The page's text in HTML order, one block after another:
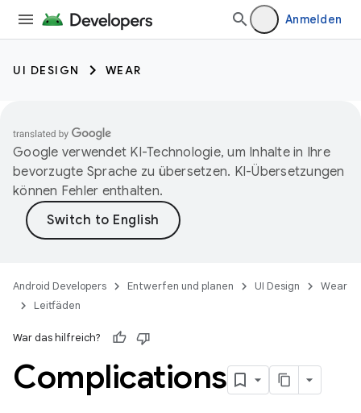
Anmelden
UI DESIGN WEAR
Google verwendet KI-Technologie, um Inhalte in Ihre
bevorzugte Sprache zu übersetzen. KI-Übersetzungen
können Fehler enthalten.
Android Developers Entwerfen und planen UI Design
Wear
Leitfäden
War das hilfreich?
Complications